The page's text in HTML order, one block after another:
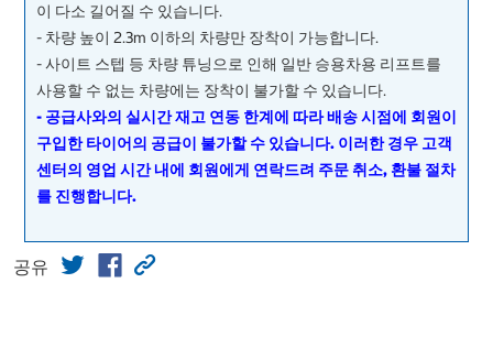
이 다소 길어질 수 있습니다.
- 차량 높이 2.3m 이하의 차량만 장착이 가능합니다.
- 사이트 스텝 등 차량 튜닝으로 인해 일반 승용차용 리프트를
사용할 수 없는 차량에는 장착이 불가할 수 있습니다.
- 공급사와의 실시간 재고 연동 한계에 따라 배송 시점에 회원이
구입한 타이어의 공급이 불가할 수 있습니다. 이러한 경우 고객
센터의 영업 시간 내에 회원에게 연락드려 주문 취소, 환불 절차
를 진행합니다.
공유